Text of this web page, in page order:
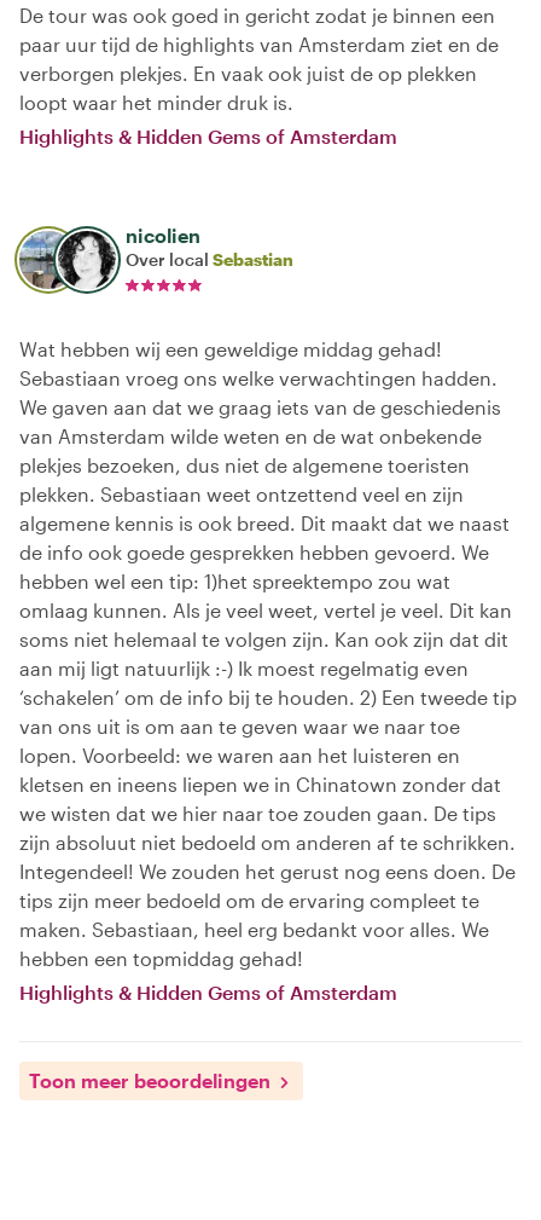
De tour was ook goed in gericht zodat je binnen een
paar uur tijd de highlights van Amsterdam ziet en de
verborgen plekjes. En vaak ook juist de op plekken
loopt waar het minder druk is.
Highlights & Hidden Gems of Amsterdam
nicolien
Over local Sebastian
Wat hebben wij een geweldige middag gehad!
Sebastiaan vroeg ons welke verwachtingen hadden.
We gaven aan dat we graag iets van de geschiedenis
van Amsterdam wilde weten en de wat onbekende
plekjes bezoeken, dus niet de algemene toeristen
plekken. Sebastiaan weet ontzettend veel en zijn
algemene kennis is ook breed. Dit maakt dat we naast
de info ook goede gesprekken hebben gevoerd. We
hebben wel een tip: 1)het spreektempo zou wat
omlaag kunnen. Als je veel weet, vertel je veel. Dit kan
soms niet helemaal te volgen zijn. Kan ook zijn dat dit
aan mij ligt natuurlijk :-) Ik moest regelmatig even
‘schakelen’ om de info bij te houden. 2) Een tweede tip
van ons uit is om aan te geven waar we naar toe
lopen. Voorbeeld: we waren aan het luisteren en
kletsen en ineens liepen we in Chinatown zonder dat
we wisten dat we hier naar toe zouden gaan. De tips
zijn absoluut niet bedoeld om anderen af te schrikken.
Integendeel! We zouden het gerust nog eens doen. De
tips zijn meer bedoeld om de ervaring compleet te
maken. Sebastiaan, heel erg bedankt voor alles. We
hebben een topmiddag gehad!
Highlights & Hidden Gems of Amsterdam
Toon meer beoordelingen